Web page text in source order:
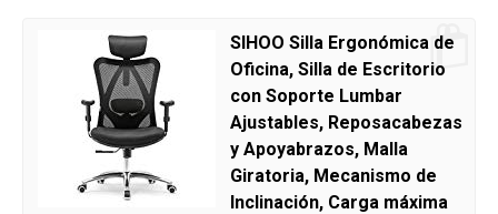
SIHOO Silla Ergonómica de
Oficina, Silla de Escritorio
con Soporte Lumbar
Ajustables, Reposacabezas
y Apoyabrazos, Malla
Giratoria, Mecanismo de
Inclinación, Carga máxima